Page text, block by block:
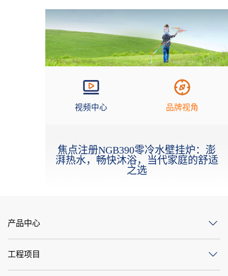
视频中心 品牌视角
焦点注册NGB390零冷水壁挂炉：澎
湃热水，畅快沐浴，当代家庭的舒适
之选
产品中心
工程项目